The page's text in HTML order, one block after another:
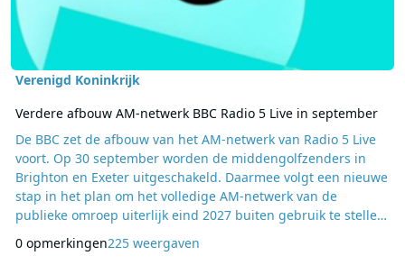
Verenigd Koninkrijk
Verdere afbouw AM-netwerk BBC Radio 5 Live in september
De BBC zet de afbouw van het AM-netwerk van Radio 5 Live
voort. Op 30 september worden de middengolfzenders in
Brighton en Exeter uitgeschakeld. Daarmee volgt een nieuwe
stap in het plan om het volledige AM-netwerk van de
publieke omroep uiterlijk eind 2027 buiten gebruik te stellen.
Luisteraars in de regio Brighton, in East Sussex, kunnen na
de uitschakeling afstemmen op 909 kHz via de zender in
0 opmerkingen225 weergaven